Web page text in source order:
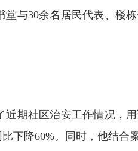
与30余名居民代表、楼
社区治安工作情况，用
下降60%。同时，他结